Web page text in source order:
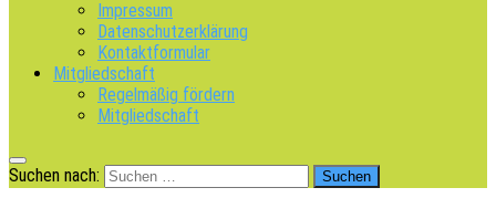
Impressum
Datenschutzerklärung
Kontaktformular
Mitgliedschaft
Regelmäßig fördern
Mitgliedschaft
Suchen nach: